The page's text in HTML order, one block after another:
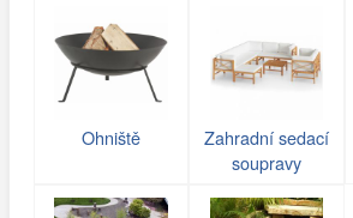
Ohniště
Zahradní sedací
soupravy